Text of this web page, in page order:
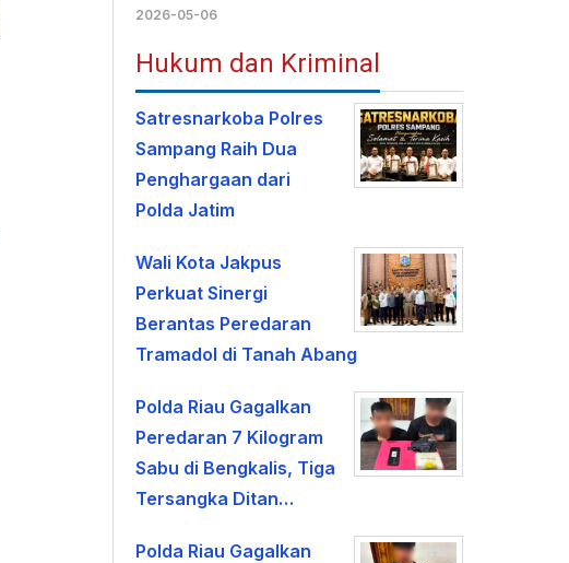
2026-05-06
Hukum dan Kriminal
Satresnarkoba Polres
Sampang Raih Dua
Penghargaan dari
Polda Jatim
Wali Kota Jakpus
Perkuat Sinergi
Berantas Peredaran
Tramadol di Tanah Abang
Polda Riau Gagalkan
Peredaran 7 Kilogram
Sabu di Bengkalis, Tiga
Tersangka Ditan…
Polda Riau Gagalkan